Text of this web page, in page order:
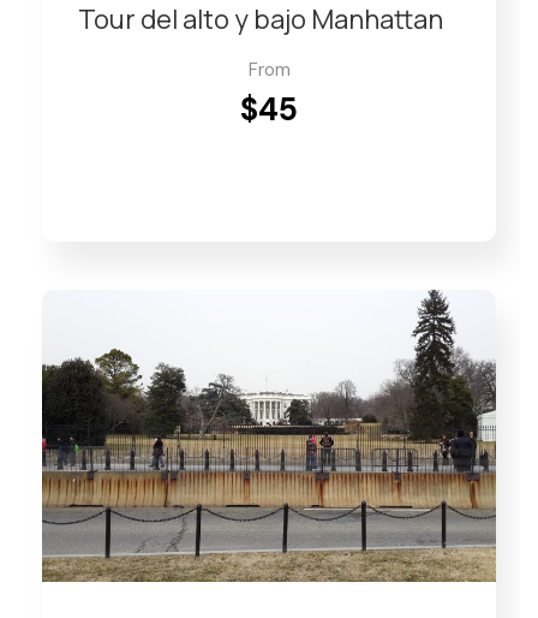
Tour del alto y bajo Manhattan
From
$45